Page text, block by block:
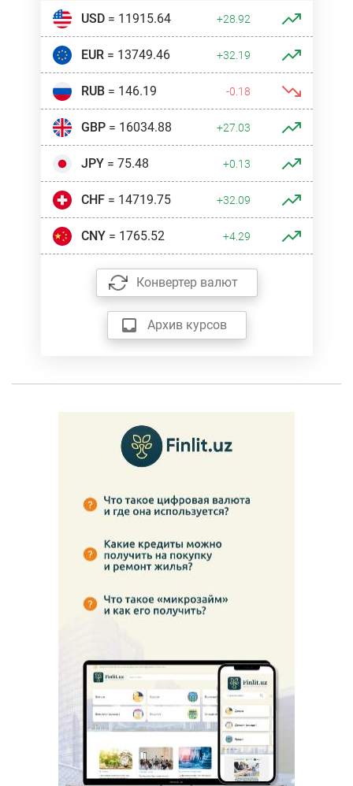
USD= 11915.64 +28.92
EUR= 13749.46 +32.19
RUB= 146.19 -0.18
GBP= 16034.88 +27.03
JPY= 75.48 +0.13
CHF= 14719.75 +32.09
CNY= 1765.52 +4.29
Конвертер валют
Архив курсов